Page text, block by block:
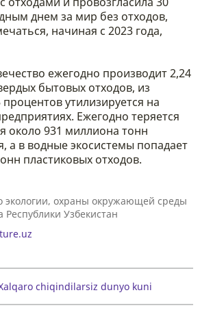
днем за мир без отходов,
начиная с 2023 года,
ежегодно производит 2,24
бытовых отходов, из
утилизируется на
Ежегодно теряется
около 931 миллиона тонн
а в водные экосистемы попадает
пластиковых отходов.
экологии, охраны окружающей среды
Узбекистан
chiqindilarsiz dunyo kuni